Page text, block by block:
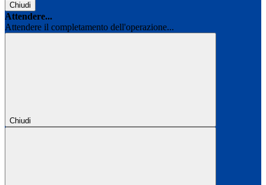
Chiudi
Attendere...
Attendere il completamento dell'operazione...
Chiudi